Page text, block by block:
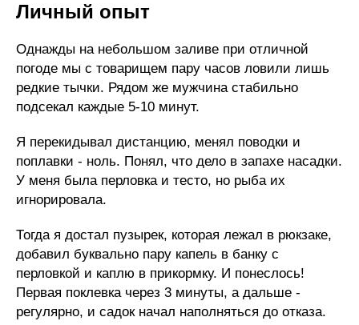
Личный опыт
Однажды на небольшом заливе при отличной
погоде мы с товарищем пару часов ловили лишь
редкие тычки. Рядом же мужчина стабильно
подсекал каждые 5-10 минут.
Я перекидывал дистанцию, менял поводки и
поплавки - ноль. Понял, что дело в запахе насадки.
У меня была перловка и тесто, но рыба их
игнорировала.
Тогда я достал пузырек, которая лежал в рюкзаке,
добавил буквально пару капель в банку с
перловкой и каплю в прикормку. И понеслось!
Первая поклевка через 3 минуты, а дальше -
регулярно, и садок начал наполняться до отказа.